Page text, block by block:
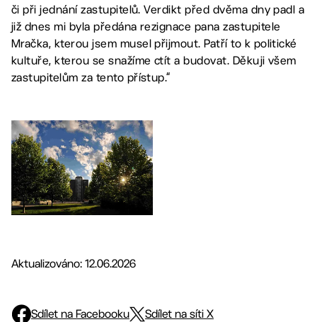
či při jednání zastupitelů. Verdikt před dvěma dny padl a
již dnes mi byla předána rezignace pana zastupitele
Mračka, kterou jsem musel přijmout. Patří to k politické
kultuře, kterou se snažíme ctít a budovat. Děkuji všem
zastupitelům za tento přístup.“
Aktualizováno: 12.06.2026
Sdílet na Facebooku Sdílet na síti X